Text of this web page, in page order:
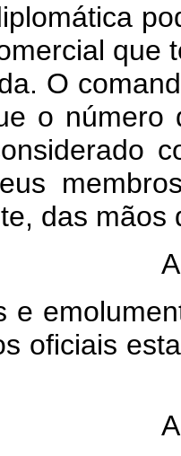
que
O
o
das
oficiais